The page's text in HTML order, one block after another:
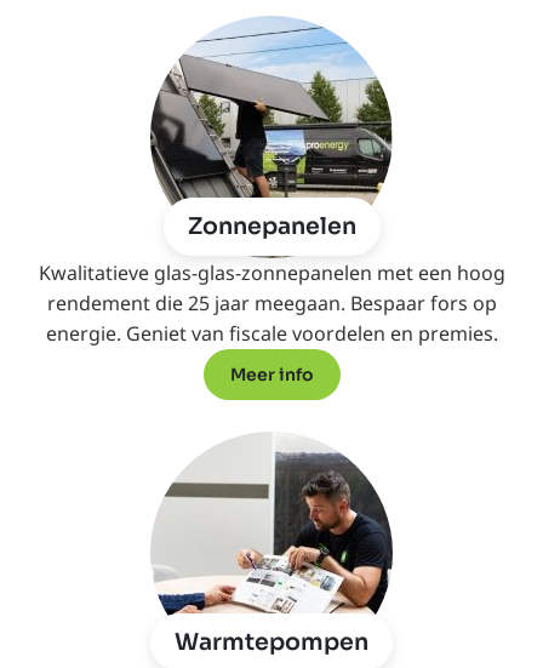
Zonnepanelen
Kwalitatieve glas-glas-zonnepanelen met een hoog
rendement die 25 jaar meegaan. Bespaar fors op
energie. Geniet van fiscale voordelen en premies.
Meer info
Warmtepompen